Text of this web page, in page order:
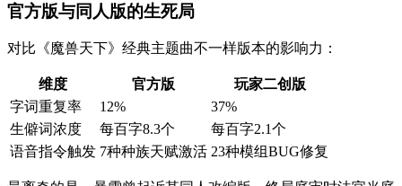
官方版与同人版的生死局
对比《魔兽天下》经典主题曲不一样版本的影响力：
维度 官方版
玩家二创版
字词重复率
12%
37%
生僻词浓度
每百字8.3个
每百字2.1个
语音指令触发 7种种族天赋激活 23种模组BUG修复